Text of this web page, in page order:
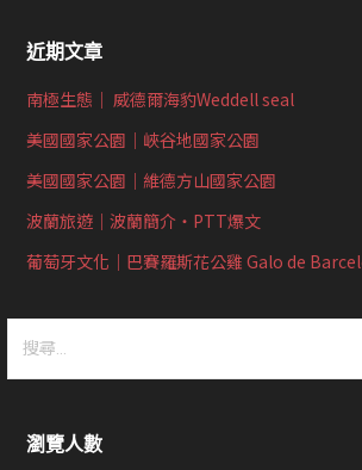
近期文章
南極生態｜ 威德爾海豹Weddell seal
美國國家公園｜峽谷地國家公園
美國國家公園｜維德方山國家公園
波蘭旅遊｜波蘭簡介‧PTT爆文
葡萄牙文化｜巴賽羅斯花公雞 Galo de
瀏覽人數